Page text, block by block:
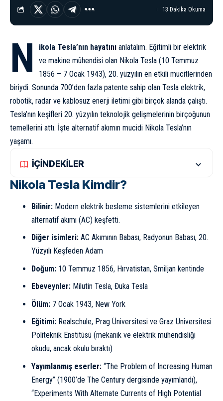
13 Dakika Okuma
N ikola Tesla’nın hayatını anlatalım. Eğitimli bir elektrik
ve makine mühendisi olan Nikola Tesla (10 Temmuz
1856 – 7 Ocak 1943), 20. yüzyılın en etkili mucitlerinden
biriydi. Sonunda 700’den fazla patente sahip olan Tesla elektrik,
robotik, radar ve kablosuz enerji iletimi gibi birçok alanda çalıştı.
Tesla’nın keşifleri 20. yüzyılın teknolojik gelişmelerinin birçoğunun
temellerini attı. İşte alternatif akımın mucidi Nikola Tesla’nın
yaşamı.
İÇİNDEKİLER
Nikola Tesla Kimdir?
Bilinir:Modern elektrik besleme sistemlerini etkileyen
alternatif akımı (AC) keşfetti.
Diğer isimleri:AC Akımının Babası, Radyonun Babası, 20.
Yüzyılı Keşfeden Adam
Doğum:10 Temmuz 1856, Hırvatistan, Smiljan kentinde
Ebeveynler:Milutin Tesla, Đuka Tesla
Ölüm:7 Ocak 1943, New York
Eğitimi:Realschule, Prag Üniversitesi ve Graz Üniversitesi
Politeknik Enstitüsü (mekanik ve elektrik mühendisliği
okudu, ancak okulu bıraktı)
Yayımlanmış eserler:“The Problem of Increasing Human
Energy” (1900’de The Century dergisinde yayımlandı),
“Experiments With Alternate Currents of High Potential